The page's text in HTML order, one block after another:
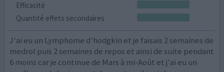
Efficacité
Quantité effets secondaires
J'ai eu un Lymphome d'hodgkin et je faisais 2 semaines de
medrol puis 2 semaines de repos et ainsi de suite pendant
6 moins car je continue de Mars à mi-Août et j'ai eu un